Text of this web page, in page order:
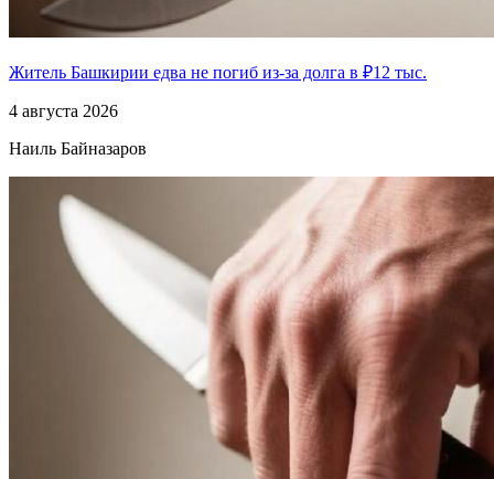
Житель Башкирии едва не погиб из-за долга в ₽12 тыс.
4 августа 2026
Наиль Байназаров